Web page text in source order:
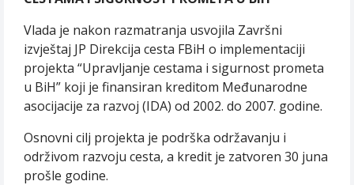
Vlada je nakon razmatranja usvojila Završni
izvještaj JP Direkcija cesta FBiH o implementaciji
projekta “Upravljanje cestama i sigurnost prometa
u BiH” koji je finansiran kreditom Međunarodne
asocijacije za razvoj (IDA) od 2002. do 2007. godine.
Osnovni cilj projekta je podrška održavanju i
održivom razvoju cesta, a kredit je zatvoren 30 juna
prošle godine.